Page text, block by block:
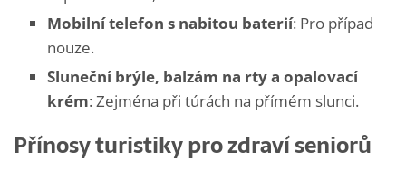
Mobilní telefon s nabitou baterií: Pro případ
nouze.
Sluneční brýle, balzám na rty a opalovací
krém: Zejména při túrách na přímém slunci.
Přínosy turistiky pro zdraví seniorů